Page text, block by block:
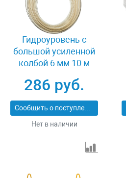
Гидроуровень с
большой усиленной
колбой 6 мм 10 м
06-10
286 руб.
Сообщить о поступлении
Нет в наличии